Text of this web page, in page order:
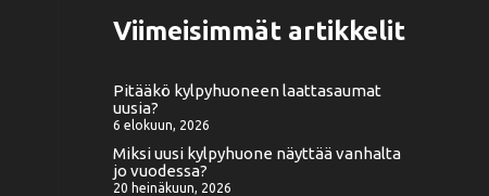
Viimeisimmät artikkelit
Pitääkö kylpyhuoneen laattasaumat
uusia?
6 elokuun, 2026
Miksi uusi kylpyhuone näyttää vanhalta
jo vuodessa?
20 heinäkuun, 2026